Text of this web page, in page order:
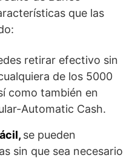
que las
retirar efectivo sin
de los 5000
como también en
Automatic Cash.
se pueden
sin que sea necesario